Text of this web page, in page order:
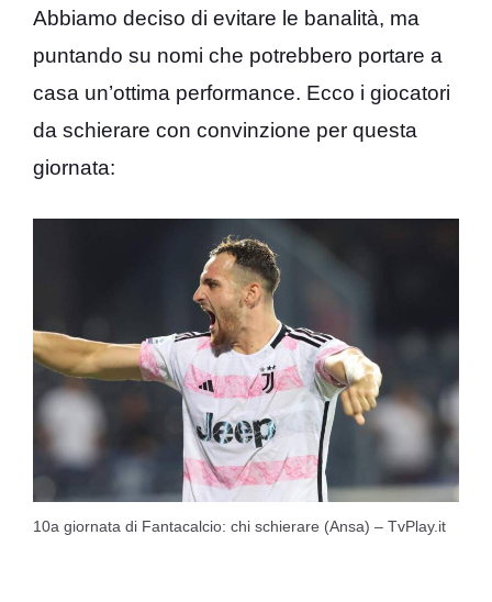
Abbiamo deciso di evitare le banalità, ma
puntando su nomi che potrebbero portare a
casa un’ottima performance. Ecco i giocatori
da schierare con convinzione per questa
giornata:
10a giornata di Fantacalcio: chi schierare (Ansa) – TvPlay.it